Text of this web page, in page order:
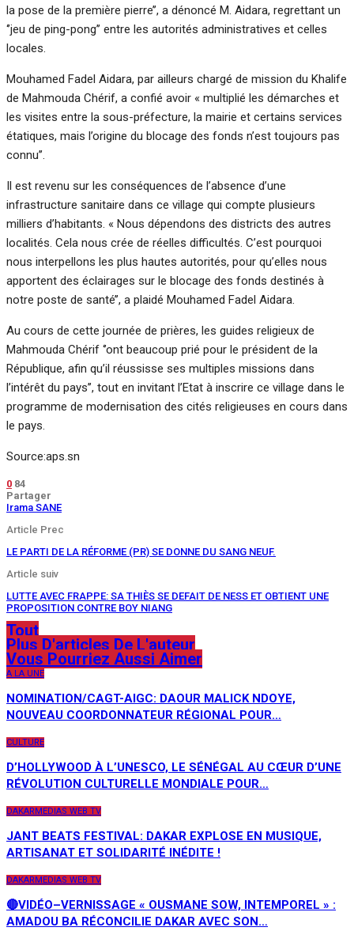
la pose de la première pierre’’, a dénoncé M. Aidara, regrettant un
‘’jeu de ping-pong’’ entre les autorités administratives et celles
locales.
Mouhamed Fadel Aidara, par ailleurs chargé de mission du Khalife
de Mahmouda Chérif, a confié avoir « multiplié les démarches et
les visites entre la sous-préfecture, la mairie et certains services
étatiques, mais l’origine du blocage des fonds n’est toujours pas
connu’’.
Il est revenu sur les conséquences de l’absence d’une
infrastructure sanitaire dans ce village qui compte plusieurs
milliers d’habitants. « Nous dépendons des districts des autres
localités. Cela nous crée de réelles difficultés. C’est pourquoi
nous interpellons les plus hautes autorités, pour qu’elles nous
apportent des éclairages sur le blocage des fonds destinés à
notre poste de santé’’, a plaidé Mouhamed Fadel Aidara.
Au cours de cette journée de prières, les guides religieux de
Mahmouda Chérif ‘’ont beaucoup prié pour le président de la
République, afin qu’il réussisse ses multiples missions dans
l’intérêt du pays’’, tout en invitant l’Etat à inscrire ce village dans le
programme de modernisation des cités religieuses en cours dans
le pays.
Source:aps.sn
0 84
Partager
Irama SANE
Article Prec
LE PARTI DE LA RÉFORME (PR) SE DONNE DU SANG NEUF.
Article suiv
LUTTE AVEC FRAPPE: SA THIÈS SE DEFAIT DE NESS ET OBTIENT UNE
PROPOSITION CONTRE BOY NIANG
Tout
Plus D'articles De L'auteur
Vous Pourriez Aussi Aimer
A LA UNE
NOMINATION/CAGT-AIGC: DAOUR MALICK NDOYE,
NOUVEAU COORDONNATEUR RÉGIONAL POUR…
CULTURE
D’HOLLYWOOD À L’UNESCO, LE SÉNÉGAL AU CŒUR D’UNE
RÉVOLUTION CULTURELLE MONDIALE POUR…
DAKARMEDIAS WEB TV
JANT BEATS FESTIVAL: DAKAR EXPLOSE EN MUSIQUE,
ARTISANAT ET SOLIDARITÉ INÉDITE !
DAKARMEDIAS WEB TV
🔴VIDÉO–VERNISSAGE « OUSMANE SOW, INTEMPOREL » :
AMADOU BA RÉCONCILIE DAKAR AVEC SON…